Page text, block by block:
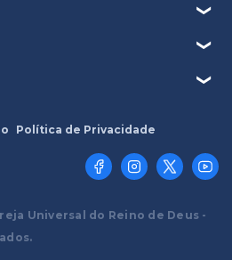
Universal do Reino de Deus -
Política de Privacidade